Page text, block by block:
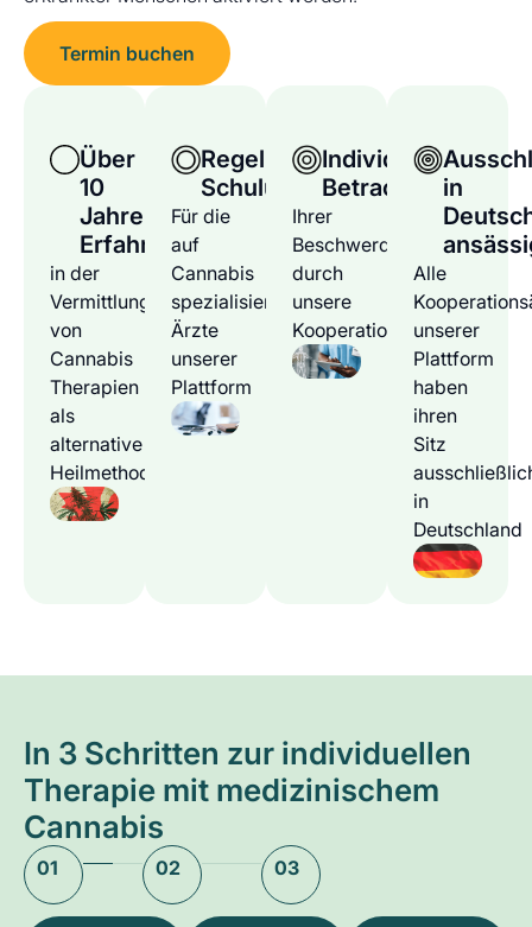
Termin buchen
Über
10
Jahre
Erfahrung
in der
Vermittlung
von
Cannabis
Therapien
als
alternative
Heilmethode
Regelmäßige
Schulungen
Für die
auf
Cannabis
spezialisierten
Ärzte
unserer
Plattform
Individuelle
Betrachtung
Ihrer
Beschwerden
durch
unsere
Kooperationsärzte
in
Alle
unserer
Plattform
haben
ihren
Sitz
in
Deutschland
In 3 Schritten zur individuellen
Therapie mit medizinischem
Cannabis
01 02 03